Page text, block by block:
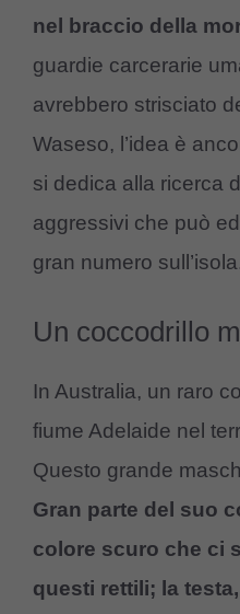
nel braccio della
guardie carcerarie
avrebbero strisciato
Waseso, l’idea è
si dedica alla ricerca
aggressivi che può
gran numero
Un coccodrillo
In Australia, un raro
fiume Adelaide nel
Questo grande
Gran parte del suo
colore scuro che ci
questi rettili; la